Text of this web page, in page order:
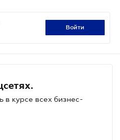
войти
в курсе всех бизнес-